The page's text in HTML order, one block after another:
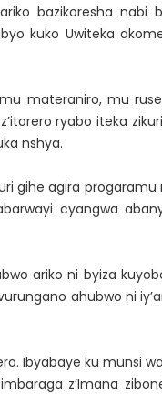
bazikoresha nabi
kuko Uwiteka
materaniro, mu
ryabo iteka
nshya.
gihe agira progaramu
cyangwa
ariko ni byiza
ahubwo ni
Ibyabaye ku munsi
z’Imana